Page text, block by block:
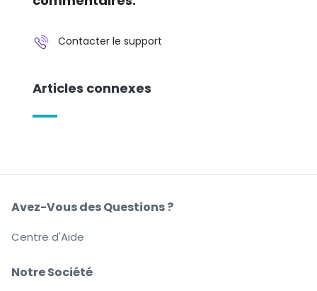
Contacter le support
Articles connexes
Notre Société
Avez-Vous des Questions ?
Centre d'Aide